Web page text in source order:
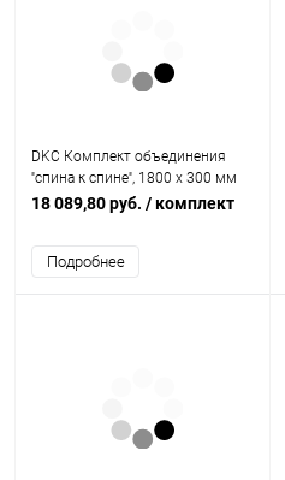
DKC Комплект объединения
''спина к спине'', 1800 x 300 мм
(R5KFRE1830M)
18 089,80 руб. / комплект
Подробнее